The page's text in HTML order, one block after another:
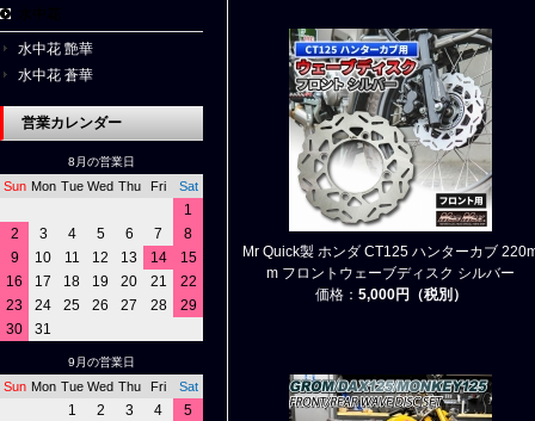
Mr Quick製 ホンダ CT125 ハンターカブ
m フロントウェーブディスク シルバー
価格： 5,000円（税別）
水中花 艶華
水中花 蒼華
営業カレンダー
8月の営業日
Sun Mon Tue Wed Thu Fri Sat
1
2
3 4 5 6 7
8
9
10 11 12 13 14
15
16
17 18 19 20 21
22
23
24 25 26 27 28
29
30
31
9月の営業日
Sun Mon Tue Wed Thu Fri Sat
1 2 3 4
5